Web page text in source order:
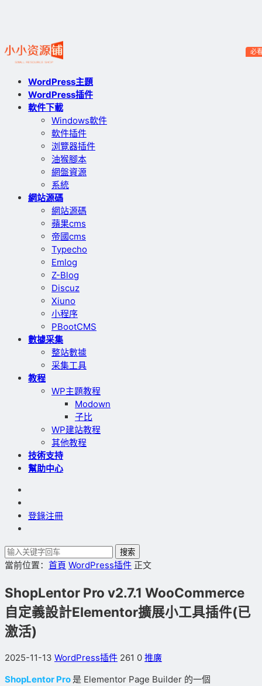
WordPress主題
WordPress插件
軟件下載
Windows軟件
軟件插件
浏覽器插件
油猴腳本
網盤資源
系統
網站源碼
網站源碼
蘋果cms
帝國cms
Typecho
Emlog
Z-Blog
Discuz
Xiuno
小程序
PBootCMS
數據采集
整站數據
采集工具
教程
WP主題教程
Modown
子比
WP建站教程
其他教程
技術支持
幫助中心
必
登錄注冊
搜索
當前位置： 首頁 WordPress插件 正文
ShopLentor Pro v2.7.1 WooCommerce
自定義設計Elementor擴展小工具插件(已
激活)
2025-11-13 WordPress插件 261 0 推廣
ShopLentor Pro是 Elementor Page Builder 的一個